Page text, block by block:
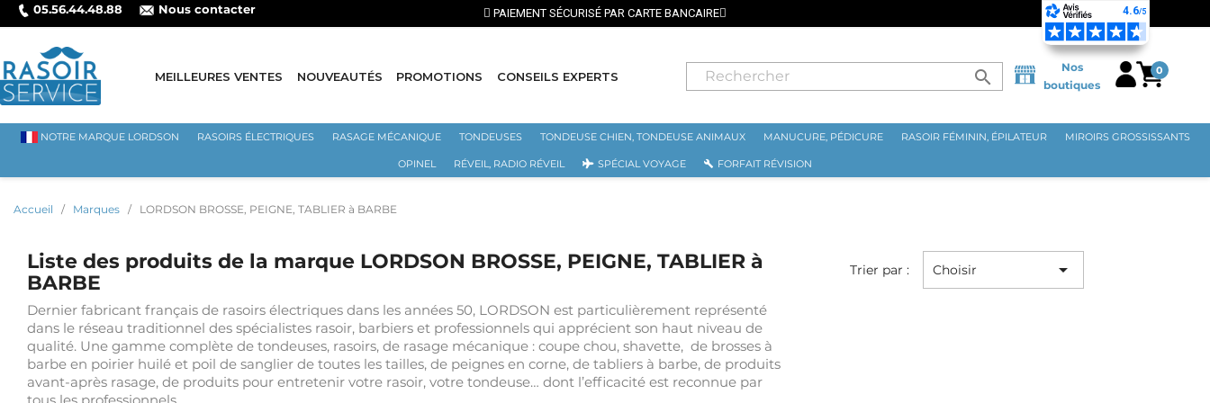
05.56.44.48.88 Nous contacter PAIEMENT SÉCURISÉ PAR CARTE BANCAIRE
MEILLEURES VENTES NOUVEAUTÉS PROMOTIONS CONSEILS EXPERTS search
Nos
boutiques
0
NOTRE MARQUE LORDSON RASOIRS ÉLECTRIQUES RASAGE MÉCANIQUE TONDEUSES TONDEUSE CHIEN, TONDEUSE ANIMAUX MANUCURE, PÉDICURE RASOIR FÉMININ, ÉPILATEUR MIROIRS GROSSISSANTS
OPINEL RÉVEIL, RADIO RÉVEIL SPÉCIAL VOYAGE FORFAIT RÉVISION
Accueil Marques LORDSON BROSSE, PEIGNE, TABLIER à BARBE
Liste des produits de la marque LORDSON BROSSE, PEIGNE, TABLIER à
BARBE
Dernier fabricant français de rasoirs électriques dans les années 50, LORDSON est particulièrement représenté
dans le réseau traditionnel des spécialistes rasoir, barbiers et professionnels qui apprécient son haut niveau de
qualité. Une gamme complète de tondeuses, rasoirs, de rasage mécanique : coupe chou, shavette, de brosses à
barbe en poirier huilé et poil de sanglier de toutes les tailles, de peignes en corne, de tabliers à barbe, de produits
avant-après rasage, de produits pour entretenir votre rasoir, votre tondeuse… dont l’efficacité est reconnue par
Trier par : Choisir 